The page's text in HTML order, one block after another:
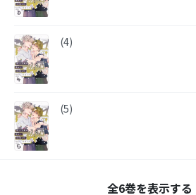
(4)
(5)
全6巻を表示する